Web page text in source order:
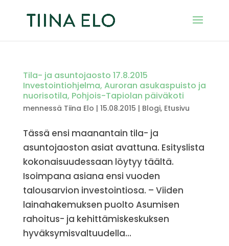
Tila- ja asuntojaosto 17.8.2015
Investointiohjelma, Auroran asukaspuisto ja
nuorisotila, Pohjois-Tapiolan päiväkoti
mennessä Tiina Elo | 15.08.2015 | Blogi, Etusivu
Tässä ensi maanantain tila- ja
asuntojaoston asiat avattuna. Esityslista
kokonaisuudessaan löytyy täältä.
Isoimpana asiana ensi vuoden
talousarvion investointiosa. – Viiden
lainahakemuksen puolto Asumisen
rahoitus- ja kehittämiskeskuksen
hyväksymisvaltuudella...